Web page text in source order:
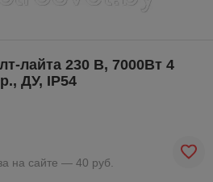
лайта 230 В, 7000Вт 4
ДУ, IP54
на сайте — 40 руб.